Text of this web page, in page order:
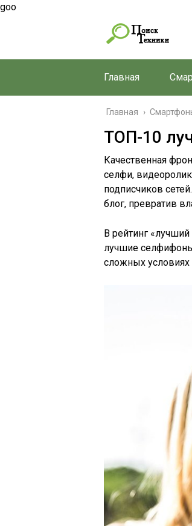
goo
Главная
Главная ›
ТОП-10
Качественная
селфи,
подписчиков
блог, превратив
В рейтинг
лучшие
сложных условиях